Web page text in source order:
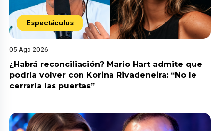
Espectáculos
05 Ago 2026
¿Habrá reconciliación? Mario Hart admite que
podría volver con Korina Rivadeneira: “No le
cerraría las puertas”